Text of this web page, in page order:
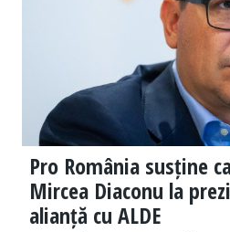
Pro România susține
Mircea Diaconu la
alianță cu ALDE